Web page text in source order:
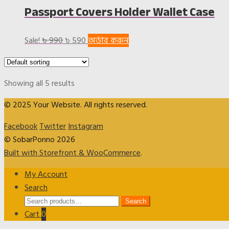
৳ 1,290.৳ 890.
Passport Covers Holder Wallet Case
Sale!৳990Original
was:
৳ 990.
৳590Current
is:
অর্ডার করুন
Showing all 5 results
© 2025 Your Website. All rights reserved.
FacebookTwitterInstagram
© SobarPonno 2026
Built with Storefront & WooCommerce.
My Account
Search
Search
for:
Search
Cart0